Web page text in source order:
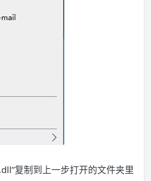
复制到上一步打开的文件夹里